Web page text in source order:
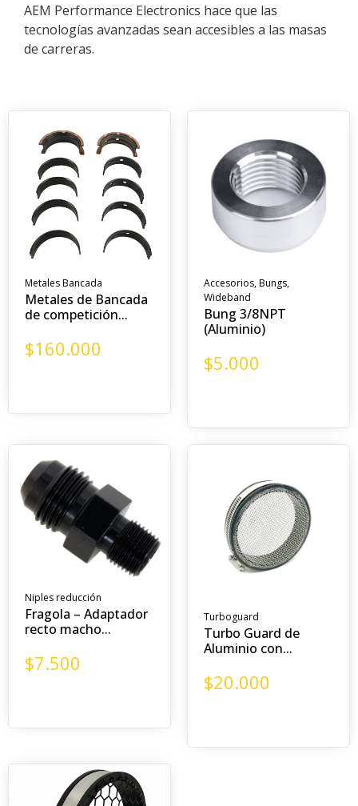
AEM Performance Electronics hace que las
tecnologías avanzadas sean accesibles a las masas
de carreras.
Metales Bancada
Metales de Bancada
de competición...
$160.000
Accesorios,Bungs,
Wideband
Bung 3/8NPT
(Aluminio)
$5.000
Niples reducción
Fragola – Adaptador
recto macho...
$7.500
Turboguard
Turbo Guard de
Aluminio con...
$20.000